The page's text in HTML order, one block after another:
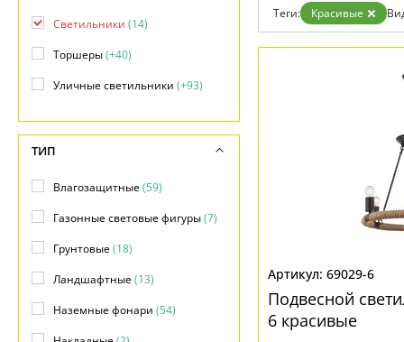
Отзывы
Дизайнерам
Бренды
Контакты
Современный
Флористика
Хай тек
Теги: Красивые
69029-6
Подвесной
6 красивые
Светильники (14)
Торшеры(+40)
Уличные светильники (+93)
ТИП
Влагозащитные(59)
Газонные световые фигуры(7)
Грунтовые(18)
Ландшафтные(13)
Наземные фонари (54)